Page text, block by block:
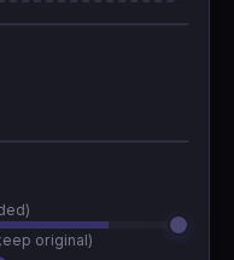
original)